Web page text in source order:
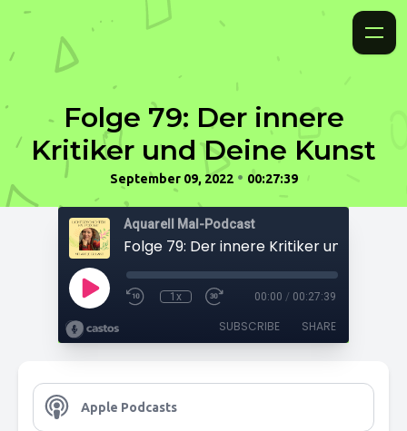
Folge 79: Der innere
Kritiker und Deine Kunst
September 09, 2022 • 00:27:39
Aquarell Mal-Podcast
Folge 79: Der innere Kritiker und Deine
1x 00:00 / 00:27:39
SUBSCRIBE SHARE
Apple Podcasts